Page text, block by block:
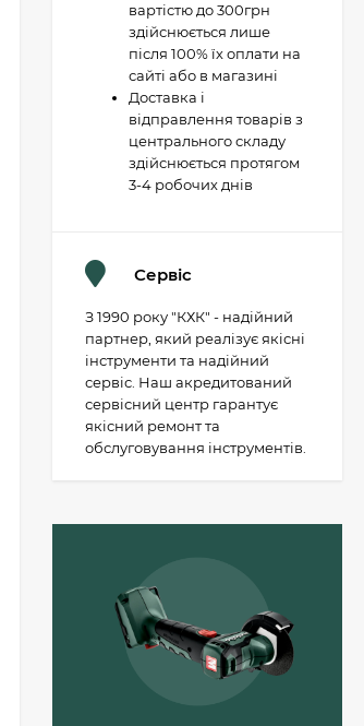
вартістю до 300грн
здійснюється лише
після 100% їх оплати на
сайті або в магазині
Доставка і
відправлення товарів з
центрального складу
здійснюється протягом
3-4 робочих днів
Сервіс
З 1990 року "КХК" - надійний
партнер, який реалізує якісні
інструменти та надійний
сервіс. Наш акредитований
сервісний центр гарантує
якісний ремонт та
обслуговування інструментів.
Пильний диск
Metabo «cordless cut
wood - classic», 305 x
30 Z56 WZ 5°
(628693000)
1 503 грн.